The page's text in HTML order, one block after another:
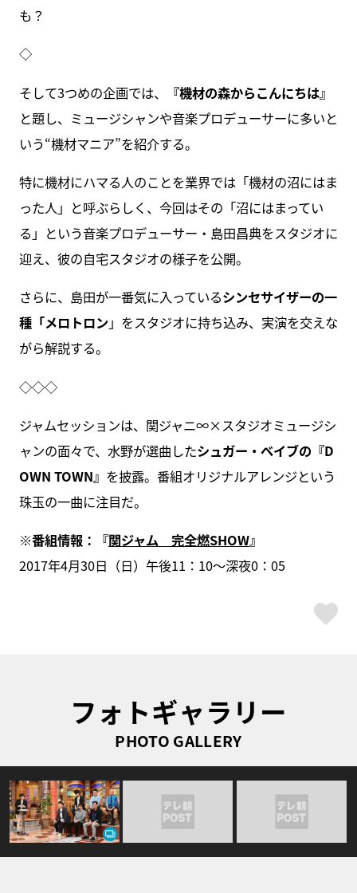
も？
◇
そして3つめの企画では、
『機材の森からこんにちは』
と題し、ミュージシャンや音楽プロデューサーに多いと
いう“機材マニア”を紹介する。
特に機材にハマる人のことを業界では「機材の沼にはま
った人」と呼ぶらしく、今回はその「沼にはまってい
る」という音楽プロデューサー・島田昌典をスタジオに
迎え、彼の自宅スタジオの様子を公開。
さらに、島田が一番気に入っているシンセサイザーの一
種「メロトロン」をスタジオに持ち込み、実演を交えな
がら解説する。
◇◇◇
ジャムセッションは、関ジャニ∞×スタジオミュージシ
ャンの面々で、水野が選曲したシュガー・ベイブの『D
OWN TOWN』 を披露。番組オリジナルアレンジという
珠玉の一曲に注目だ。
※番組情報：『関ジャム 完全燃SHOW』
2017年4月30日（日）午後11：10～深夜0：05
フォトギャラリー
PHOTO GALLERY